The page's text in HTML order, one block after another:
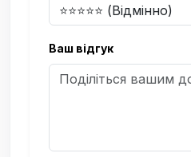
Ваш відгук